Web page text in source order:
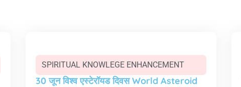
SPIRITUAL KNOWLEGE ENHANCEMENT
30 जून विश्व एस्टेरॉयड दिवस World Asteroid